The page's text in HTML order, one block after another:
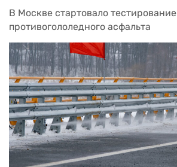
В Москве стартовало тестирование
противогололедного асфальта